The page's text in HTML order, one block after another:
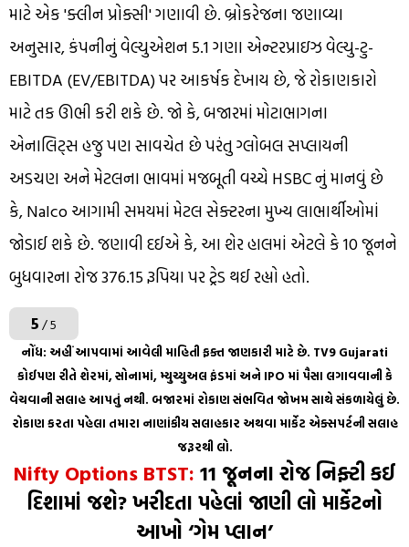
માટે એક 'ક્લીન પ્રોક્સી' ગણાવી છે. બ્રોકરેજના જણાવ્યા
અનુસાર, કંપનીનું વેલ્યુએશન 5.1 ગણા એન્ટરપ્રાઇઝ વેલ્યુ-ટુ-
EBITDA (EV/EBITDA) પર આકર્ષક દેખાય છે, જે રોકાણકારો
માટે તક ઊભી કરી શકે છે. જો કે, બજારમાં મોટાભાગના
એનાલિટ્સ હજુ પણ સાવચેત છે પરંતુ ગ્લોબલ સપ્લાયની
અડચણ અને મેટલના ભાવમાં મજબૂતી વચ્ચે HSBC નું માનવું છે
કે, Nalco આગામી સમયમાં મેટલ સેક્ટરના મુખ્ય લાભાર્થીઓમાં
જોડાઈ શકે છે. જણાવી દઈએ કે, આ શેર હાલમાં એટલે કે 10 જૂનને
બુધવારના રોજ 376.15 રૂપિયા પર ટ્રેડ થઈ રહ્યો હતો.
5/ 5
નોંધ: અહીં આપવામાં આવેલી માહિતી ફક્ત જાણકારી માટે છે. TV9 Gujarati
કોઈપણ રીતે શેરમાં, સોનામાં, મ્યુચ્યુઅલ ફંડમાં અને IPO માં પૈસા લગાવવાની કે
વેચવાની સલાહ આપતું નથી. બજારમાં રોકાણ સંભવિત જોખમ સાથે સંકળાયેલું છે.
રોકાણ કરતા પહેલા તમારા નાણાંકીય સલાહકાર અથવા માર્કેટ એક્સપર્ટની સલાહ
જરૂરથી લો.
Nifty Options BTST: 11 જૂનના રોજ નિફ્ટી કઈ
દિશામાં જશે? ખરીદતા પહેલાં જાણી લો માર્કેટનો
આખો ‘ગેમ પ્લાન’